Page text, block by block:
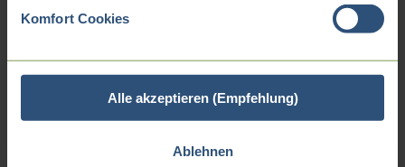
Komfort Cookies
Alle akzeptieren (Empfehlung)
Ablehnen
Ausbildung in Northeim
Erfolgsgeschichten